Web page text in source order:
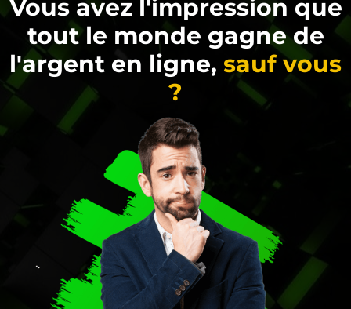
Vous avez l'impression que
tout le monde gagne de
l'argent en ligne, sauf vous
?